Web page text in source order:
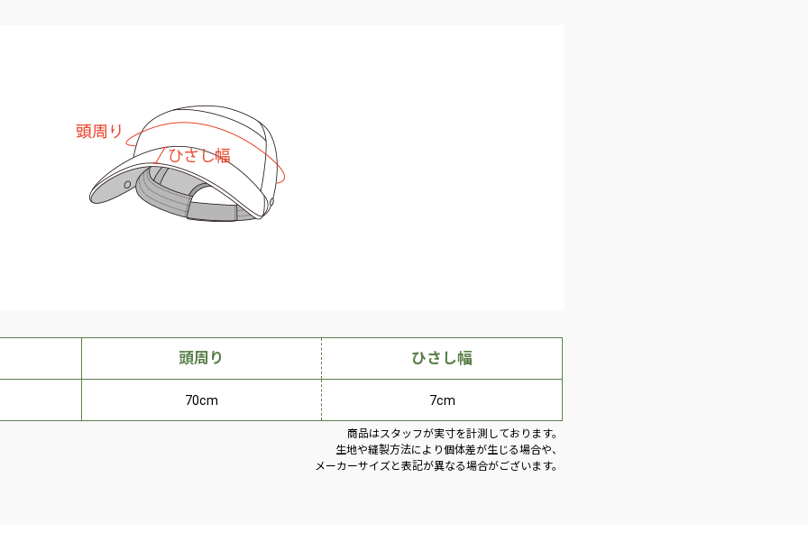
頭周り ひさし幅
70cm 7cm
商品はスタッフが実寸を計測しております。
生地や縫製方法により個体差が生じる場合や、
メーカーサイズと表記が異なる場合がございます。